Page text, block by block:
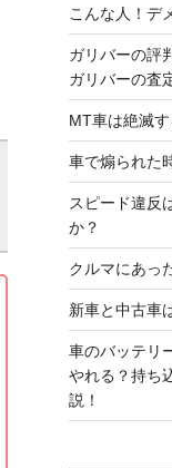
こんな人！デ
ガリバーの評
ガリバーの査
MT車は絶滅
車で煽られた
スピード違反
か？
クルマにあっ
新車と中古車
車のバッテリ
やれる？持ち
説！